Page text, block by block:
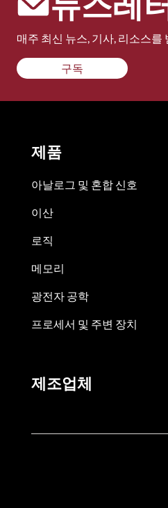
매주 최신 뉴스, 기사, 리소스를
구독
제품
아날로그 및 혼합 신호
이산
로직
메모리
광전자 공학
프로세서 및 주변 장치
제조업체